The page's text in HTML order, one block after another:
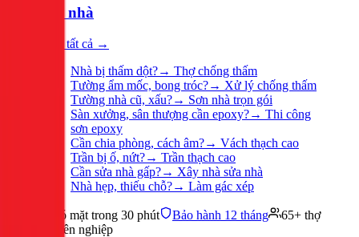
Sửa nhà
Xem tất cả →
Nhà bị thấm dột?→ Thợ chống thấm
Tường ẩm mốc, bong tróc?→ Xử lý chống thấm
Tường nhà cũ, xấu?→ Sơn nhà trọn gói
Sàn xưởng, sân thượng cần epoxy?→ Thi công
sơn epoxy
Cần chia phòng, cách âm?→ Vách thạch cao
Trần bị ố, nứt?→ Trần thạch cao
Cần sửa nhà gấp?→ Xây nhà sửa nhà
Nhà hẹp, thiếu chỗ?→ Làm gác xép
Có mặt trong 30 phút Bảo hành 12 tháng
65+ thợ
chuyên nghiệp